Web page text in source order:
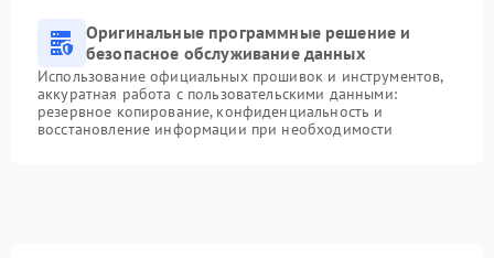
Оригинальные программные решение и
безопасное обслуживание данных
Использование официальных прошивок и инструментов,
аккуратная работа с пользовательскими данными:
резервное копирование, конфиденциальность и
восстановление информации при необходимости